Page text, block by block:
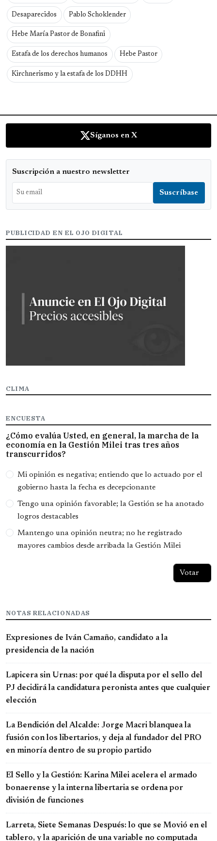
Desaparecidos Pablo Schoklender
Hebe María Pastor de Bonafini
Estafa de los derechos humanos Hebe Pastor
Kirchnerismo y la estafa de los DDHH
Síganos en X
Suscripción a nuestro newsletter
PUBLICIDAD EN EL OJO DIGITAL
CLIMA
ENCUESTA
¿Cómo evalúa Usted, en general, la marcha de la
economía en la Gestión Milei tras tres años
transcurridos?
Opciones
Mi opinión es negativa; entiendo que lo actuado por el
gobierno hasta la fecha es decepcionante
Tengo una opinión favorable; la Gestión se ha anotado
logros destacables
Mantengo una opinión neutra; no he registrado
mayores cambios desde arribada la Gestión Milei
NOTAS RELACIONADAS
Expresiones de Iván Camaño, candidato a la
presidencia de la nación
Lapicera sin Urnas: por qué la disputa por el sello del
PJ decidirá la candidatura peronista antes que cualquier
elección
La Bendición del Alcalde: Jorge Macri blanquea la
fusión con los libertarios, y deja al fundador del PRO
en minoría dentro de su propio partido
El Sello y la Gestión: Karina Milei acelera el armado
bonaerense y la interna libertaria se ordena por
división de funciones
Larreta, Siete Semanas Después: lo que se Movió en el
tablero, y la aparición de una variable no computada